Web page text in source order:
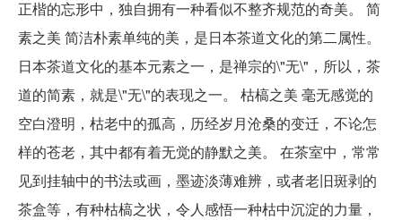
正楷的忘形中，独自拥有一种看似不整齐规范的奇美。 简
素之美 简洁朴素单纯的美，是日本茶道文化的第二属性。
日本茶道文化的基本元素之一，是禅宗的\"无\"，所以，茶
道的简素，就是\"无\"的表现之一。 枯槁之美 毫无感觉的
空白澄明，枯老中的孤高，历经岁月沧桑的变迁，不论怎
样的苍老，其中都有着无觉的静默之美。 在茶室中，常常
见到挂轴中的书法或画，墨迹淡薄难辨，或者老旧斑剥的
茶盒等，有种枯槁之状，令人感悟一种枯中沉淀的力量，